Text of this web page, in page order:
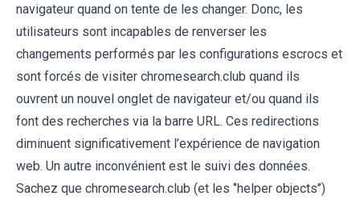
navigateur quand on tente de les changer. Donc, les
utilisateurs sont incapables de renverser les
changements performés par les configurations escrocs et
sont forcés de visiter chromesearch.club quand ils
ouvrent un nouvel onglet de navigateur et/ou quand ils
font des recherches via la barre URL. Ces redirections
diminuent significativement l’expérience de navigation
web. Un autre inconvénient est le suivi des données.
Sachez que chromesearch.club (et les ‘’helper objects’’)